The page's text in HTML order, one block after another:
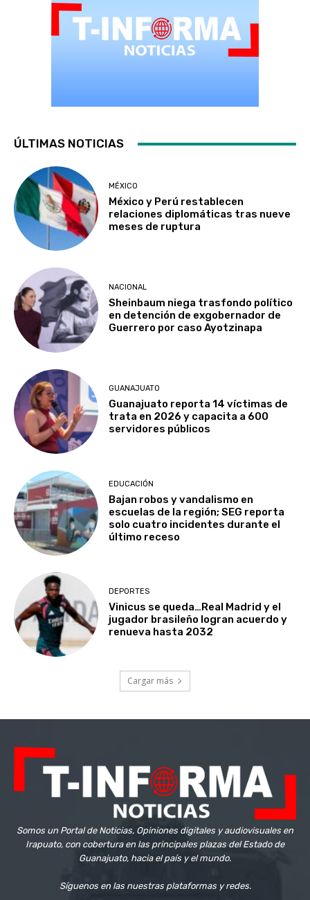
ÚLTIMAS NOTICIAS
MÉXICO
México y Perú restablecen
relaciones diplomáticas tras nueve
meses de ruptura
NACIONAL
Sheinbaum niega trasfondo político
en detención de exgobernador de
Guerrero por caso Ayotzinapa
GUANAJUATO
Guanajuato reporta 14 víctimas de
trata en 2026 y capacita a 600
servidores públicos
EDUCACIÓN
Bajan robos y vandalismo en
escuelas de la región; SEG reporta
solo cuatro incidentes durante el
último receso
DEPORTES
Vinicus se queda…Real Madrid y el
jugador brasileño logran acuerdo y
renueva hasta 2032
Cargar más
Somos un Portal de Noticias, Opiniones digitales y audiovisuales en
Irapuato, con cobertura en las principales plazas del Estado de
Guanajuato, hacia el país y el mundo.
Síguenos en las nuestras plataformas y redes.